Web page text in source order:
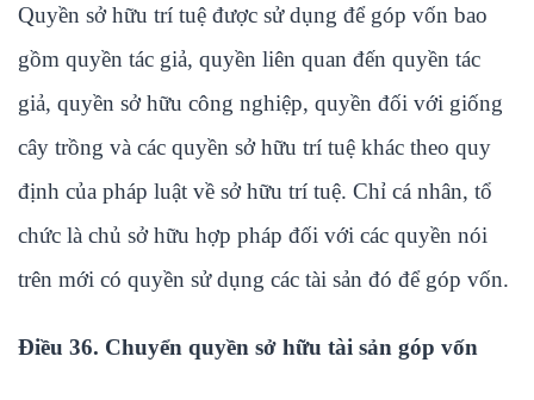
Quyền sở hữu trí tuệ được sử dụng để góp vốn bao
gồm quyền tác giả, quyền liên quan đến quyền tác
giả, quyền sở hữu công nghiệp, quyền đối với giống
cây trồng và các quyền sở hữu trí tuệ khác theo quy
định của pháp luật về sở hữu trí tuệ. Chỉ cá nhân, tổ
chức là chủ sở hữu hợp pháp đối với các quyền nói
trên mới có quyền sử dụng các tài sản đó để góp vốn.
Điều 36. Chuyển quyền sở hữu tài sản góp vốn